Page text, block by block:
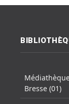
Bresse (01)